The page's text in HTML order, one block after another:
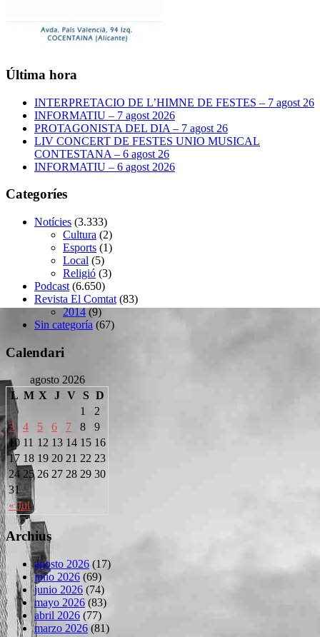
Última hora
INTERPRETACIO DE L’HIMNE DE FESTES – 7 agost 26
INFORMATIU – 7 agost 2026
PROTAGONISTA DEL DIA – 7 agost 26
LIV CONCERT DE FESTES UNIO MUSICAL
CONTESTANA – 6 agost 26
INFORMATIU – 6 agost 2026
Categoríes
Notícies (3.333)
Cultura (2)
Esports (1)
Local (5)
Religió (3)
Podcast (6.650)
Revista El Comtat (83)
2014(9)
Sin categoría (67)
Calendari
agosto 2026
L M X J V S D
« Jul
1
2
3
4 5 6 7 8
9
10 11 12 13 14 15 16
17 18 19 20 21 22 23
24 25 26 27 28 29 30
31
Archius
agosto 2026 (17)
julio 2026 (69)
junio 2026 (74)
mayo 2026 (83)
abril 2026 (77)
marzo 2026 (81)